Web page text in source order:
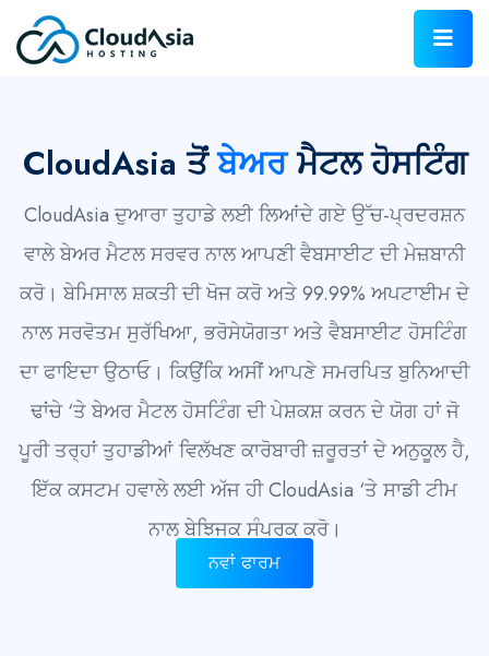
CloudAsia ਤੋਂਬੇਅਰਮੈਟਲ ਹੋਸਟਿੰਗ
CloudAsia ਦੁਆਰਾ ਤੁਹਾਡੇ ਲਈ ਲਿਆਂਦੇ ਗਏ ਉੱਚ-ਪ੍ਰਦਰਸ਼ਨ
ਵਾਲੇ ਬੇਅਰ ਮੈਟਲ ਸਰਵਰ ਨਾਲ ਆਪਣੀ ਵੈਬਸਾਈਟ ਦੀ ਮੇਜ਼ਬਾਨੀ
ਕਰੋ। ਬੇਮਿਸਾਲ ਸ਼ਕਤੀ ਦੀ ਖੋਜ ਕਰੋ ਅਤੇ 99.99% ਅਪਟਾਈਮ ਦੇ
ਨਾਲ ਸਰਵੋਤਮ ਸੁਰੱਖਿਆ, ਭਰੋਸੇਯੋਗਤਾ ਅਤੇ ਵੈਬਸਾਈਟ ਹੋਸਟਿੰਗ
ਦਾ ਫਾਇਦਾ ਉਠਾਓ। ਕਿਉਂਕਿ ਅਸੀਂ ਆਪਣੇ ਸਮਰਪਿਤ ਬੁਨਿਆਦੀ
ਢਾਂਚੇ ‘ਤੇ ਬੇਅਰ ਮੈਟਲ ਹੋਸਟਿੰਗ ਦੀ ਪੇਸ਼ਕਸ਼ ਕਰਨ ਦੇ ਯੋਗ ਹਾਂ ਜੋ
ਪੂਰੀ ਤਰ੍ਹਾਂ ਤੁਹਾਡੀਆਂ ਵਿਲੱਖਣ ਕਾਰੋਬਾਰੀ ਜ਼ਰੂਰਤਾਂ ਦੇ ਅਨੁਕੂਲ ਹੈ,
ਇੱਕ ਕਸਟਮ ਹਵਾਲੇ ਲਈ ਅੱਜ ਹੀ CloudAsia ‘ਤੇ ਸਾਡੀ ਟੀਮ
ਨਾਲ ਬੇਝਿਜਕ ਸੰਪਰਕ ਕਰੋ।
ਨਵਾਂ ਫਾਰਮ